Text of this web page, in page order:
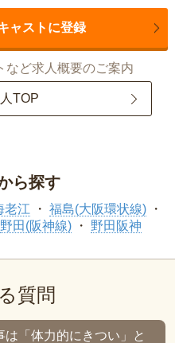
ャストに登録
など求人概要のご案内
TOP
ら探す
老江
福島(大阪環状線)
野田(阪神線) 野田阪神
質問
は「体力的にきつい」と